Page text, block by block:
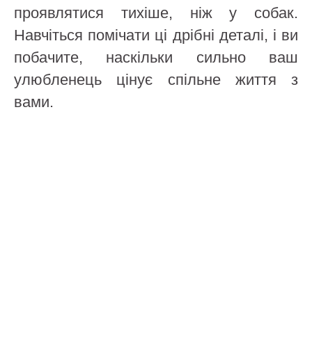
проявлятися тихіше, ніж у собак.
Навчіться помічати ці дрібні деталі, і ви
побачите, наскільки сильно ваш
улюбленець цінує спільне життя з
вами.